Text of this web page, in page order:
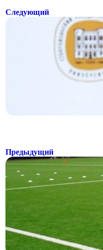
Следующий
Предыдущий